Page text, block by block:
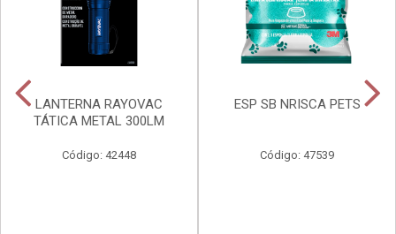
LANTERNA RAYOVAC
TÁTICA METAL 300LM
Código: 42448
ESP SB NRISCA PETS
Código: 47539